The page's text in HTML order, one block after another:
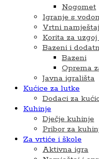
Nogomet
Igranje s
Vrtni
Korita za
Bazeni i
Bazeni
Oprema
Javna igrališta
Kućice za lutke
Dodaci za
Kuhinje
Dječje kuhinje
Pribor za
Za vrtiće i škole
Aktivna igra